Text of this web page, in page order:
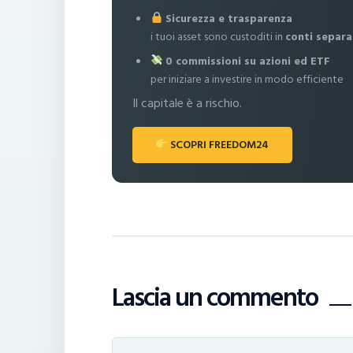
Sicurezza e trasparenza
i tuoi asset sono custoditi in conti
0 commissioni su azioni ed ETF
per iniziare a investire in modo efficiente
Il capitale è a rischio.
SCOPRI FREEDOM24
Lascia un commento